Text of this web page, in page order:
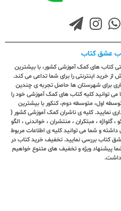
عشق کتاب
کتاب های کمک آموزشی کشور، با بیشترین
خرید اینترنتی را برای شما تداعی می کند.
روز کاری برای شهرستان ها حاصل تجربه ی چندین
توانید کلیه کتاب های کمک آموزشی خود را
اول، متوسطه دوم، کنکور با بیشترین
نمایید. کلیه ی ناشران کمک آموزشی کشور (
گلواژه ، مبتکران ، منتشران ، خواندنی ، الگو
و شما می توانید کلیه ی اطلاعات مربوط
کتاب بررسی نمایید. تخفیف خرید کتاب در
پیشنهاد ویژه و تخفیف های متنوع خواهیم
داشت.